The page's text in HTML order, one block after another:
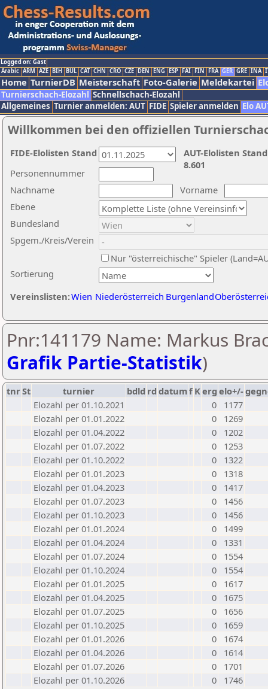
Logged on: Gast
Arabic ARM AZE BIH BUL CAT CHN CRO CZE DEN ENG ESP FAI FIN FRA GER GRE INA
Home TurnierDB Meisterschaft Foto-Galerie Meldekartei
Turnierschach-Elozahl Schnellschach-Elozahl
Allgemeines Turnier anmelden: AUT FIDE Spieler anmelden Elo
Willkommen bei den offiziellen
Nachname
Vorname
Ebene
Sortierung
Personennummer
Bundesland
Spgem./Kreis/Verein
Nur "österreichische" Spieler
Vereinslisten:Wien Niederösterreich Burgenland
AUT-Elolisten
8.601
FIDE-Elolisten Stand
Pnr:141179 Name: Markus
Grafik Partie-Statistik)
tnrSt turnier bdld rd datumf Kerg elo+/-
Elozahl per 01.10.2021
0
1177
Elozahl per 01.01.2022
0
1269
Elozahl per 01.04.2022
0
1202
Elozahl per 01.07.2022
0
1253
Elozahl per 01.10.2022
0
1322
Elozahl per 01.01.2023
0
1318
Elozahl per 01.04.2023
0
1417
Elozahl per 01.07.2023
0
1456
Elozahl per 01.10.2023
0
1456
Elozahl per 01.01.2024
0
1499
Elozahl per 01.04.2024
0
1331
Elozahl per 01.07.2024
0
1554
Elozahl per 01.10.2024
0
1554
Elozahl per 01.01.2025
0
1617
Elozahl per 01.04.2025
0
1675
Elozahl per 01.07.2025
0
1656
Elozahl per 01.10.2025
0
1659
Elozahl per 01.01.2026
0
1674
Elozahl per 01.04.2026
0
1614
Elozahl per 01.07.2026
0
1701
Elozahl per 01.10.2026
0 1746